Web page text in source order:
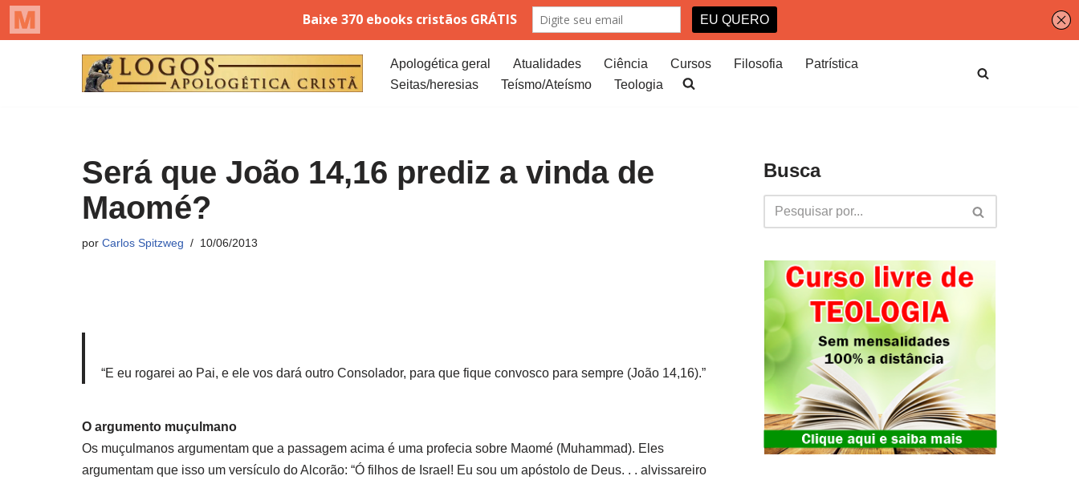
Apologética geral Atualidades Ciência Cursos Filosofia
Patrística
Seitas/heresias
Teísmo/Ateísmo Teologia
Será que João 14,16 prediz a vinda de
Maomé?
por Carlos Spitzweg 10/06/2013
“E eu rogarei ao Pai, e ele vos dará outro Consolador, para que fique convosco para sempre (João 14,16).”
O argumento muçulmano
Os muçulmanos argumentam que a passagem acima é uma profecia sobre Maomé (Muhammad). Eles
argumentam que isso um versículo do Alcorão: “Ó filhos de Israel! Eu sou um apóstolo de Deus. . . alvissareiro
Busca